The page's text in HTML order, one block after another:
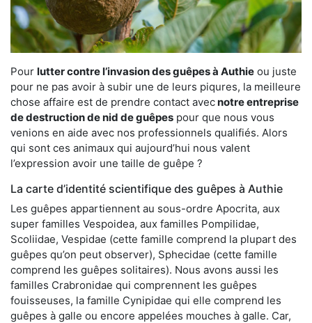
Pour lutter contre l’invasion des guêpes à Authie ou juste
pour ne pas avoir à subir une de leurs piqures, la meilleure
chose affaire est de prendre contact avecnotre entreprise
de destruction de nid de guêpes pour que nous vous
venions en aide avec nos professionnels qualifiés. Alors
qui sont ces animaux qui aujourd’hui nous valent
l’expression avoir une taille de guêpe ?
La carte d’identité scientifique des guêpes à Authie
Les guêpes appartiennent au sous-ordre Apocrita, aux
super familles Vespoidea, aux familles Pompilidae,
Scoliidae, Vespidae (cette famille comprend la plupart des
guêpes qu’on peut observer), Sphecidae (cette famille
comprend les guêpes solitaires). Nous avons aussi les
familles Crabronidae qui comprennent les guêpes
fouisseuses, la famille Cynipidae qui elle comprend les
guêpes à galle ou encore appelées mouches à galle. Car,